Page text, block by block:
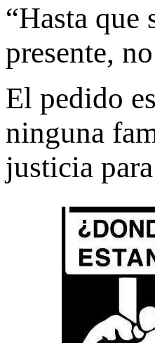
“Hasta que
presente,
El pedido
ninguna
justicia